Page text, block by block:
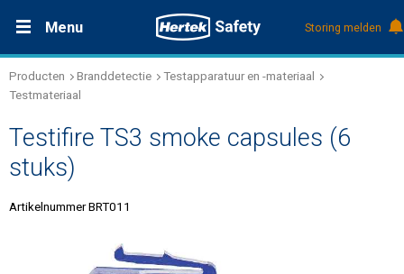
Menu
Oplossingen
Producten
Storing melden
Productdocumentatie (DMS)
+31 (0)495 584111
Producten Branddetectie
Testapparatuur en -materiaal
Testmateriaal
Testifire TS3 smoke capsules (6
stuks)
Artikelnummer BRT011